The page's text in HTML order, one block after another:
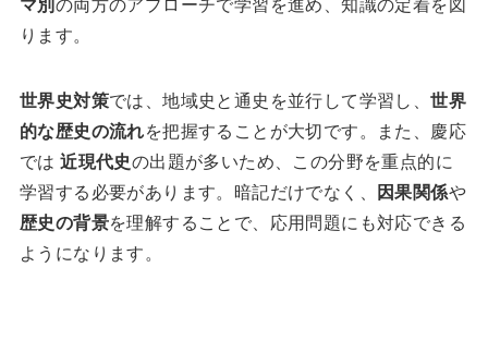
ります。
世界史対策では、地域史と通史を並行して学習し、世界
的な歴史の流れを把握することが大切です。また、慶応
では近現代史の出題が多いため、この分野を重点的に
学習する必要があります。暗記だけでなく、 因果関係や
歴史の背景を理解することで、応用問題にも対応できる
ようになります。